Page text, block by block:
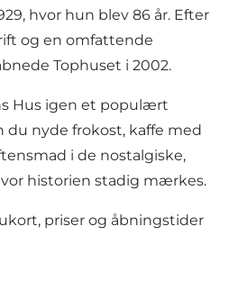
hvor hun blev 86 år. Efter
og en omfattende
Tophuset i 2002.
Hus igen et populært
du nyde frokost, kaffe med
i de nostalgiske,
historien stadig mærkes.
priser og åbningstider